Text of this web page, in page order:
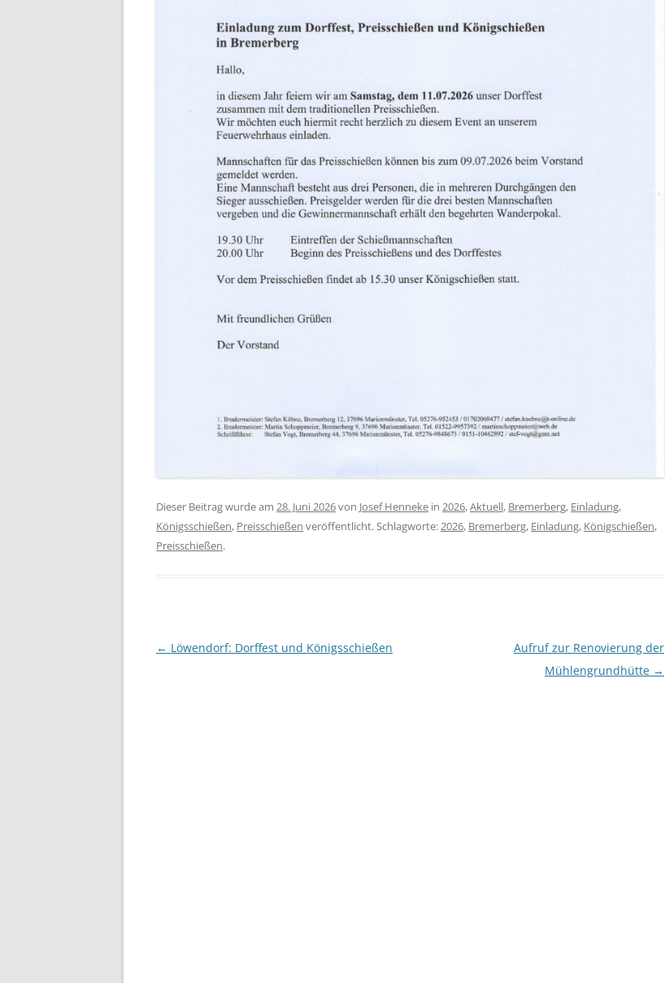
Dieser Beitrag wurde am 28. Juni 2026von Josef Henneke in 2026,Aktuell, Bremerberg, Einladung,
Königsschießen, Preisschießen veröffentlicht. Schlagworte:2026, Bremerberg, Einladung, Königschießen,
Preisschießen.
Beitragsnavigation
← Löwendorf: Dorffest und Königsschießen
Aufruf zur Renovierung der
Mühlengrundhütte →